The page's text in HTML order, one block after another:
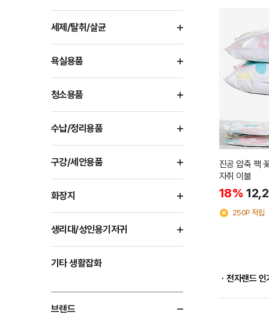
세제/탈취/살균
욕실용품
청소용품
수납/정리용품
구강/세안용품
화장지
생리대/성인용기저귀
기타 생활잡화
브랜드
진공 압축 팩
자취 이불
18%
250P 적립
ㆍ전자랜드 인